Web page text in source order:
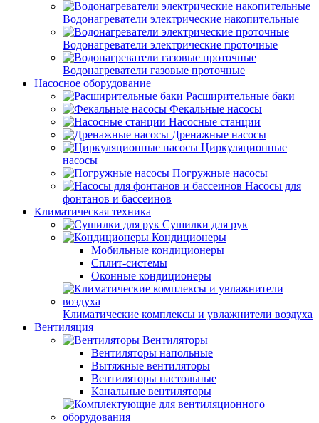
Водонагреватели электрические накопительные
Водонагреватели электрические проточные
Водонагреватели газовые проточные
Насосное оборудование
Расширительные баки
Фекальные насосы
Насосные станции
Дренажные насосы
Циркуляционные
насосы
Погружные насосы
Насосы для
фонтанов и бассеинов
Климатическая техника
Сушилки для рук
Кондиционеры
Мобильные кондиционеры
Сплит-системы
Оконные кондиционеры
Климатические комплексы и увлажнители воздуха
Вентиляция
Вентиляторы
Вентиляторы напольные
Вытяжные вентиляторы
Вентиляторы настольные
Канальные вентиляторы